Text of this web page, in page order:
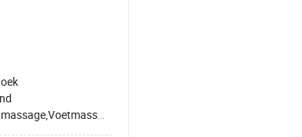
lichaamsmassage,Heupmassage,Beenmassage